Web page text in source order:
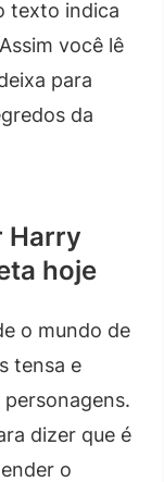
texto indica
você lê
para
da
Harry
hoje
o mundo de
tensa e
dizer que é
o